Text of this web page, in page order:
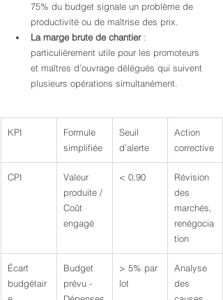
75% du budget signale un problème de
productivité ou de maîtrise des prix.
La marge brute de chantier :
particulièrement utile pour les promoteurs
et maîtres d’ouvrage délégués qui suivent
plusieurs opérations simultanément.
KPI
Formule
simplifiée
Seuil
d’alerte
Action
corrective
CPI
Valeur
produite /
Coût
engagé
< 0,90
Révision
des
marchés,
renégocia
tion
Écart
budgétair
Budget
prévu -
> 5% par
lot
Analyse
des